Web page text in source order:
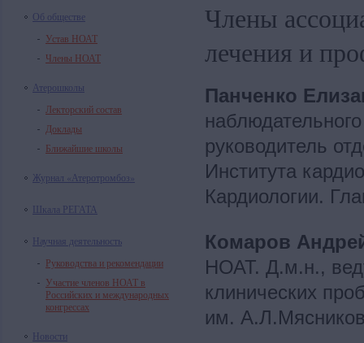
Об обществе
Устав НОАТ
Члены НОАТ
Атерошколы
Лекторский состав
Доклады
Ближайшие школы
Журнал «Атеротромбоз»
Шкала РЕГАТА
Научная деятельность
Руководства и рекомендации
Участие членов НОАТ в
Российских и международных
конгрессах
Новости
Члены
лечения и
Панченко
руководитель
Института
Кардиологии.
Комаров
НОАТ. Д.м.н.,
клинических
им.